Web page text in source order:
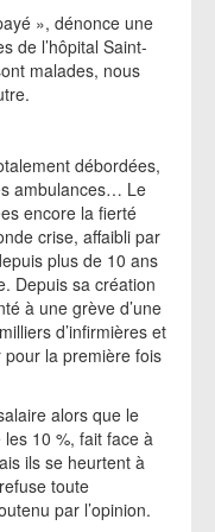
», dénonce une
de l’hôpital Saint-
malades, nous
débordées,
ambulances… Le
encore la fierté
crise, affaibli par
plus de 10 ans
Depuis sa création
à une grève d’une
d’infirmières et
pour la première fois
alors que le
les 10 %, fait face à
ils se heurtent à
toute
par l’opinion.